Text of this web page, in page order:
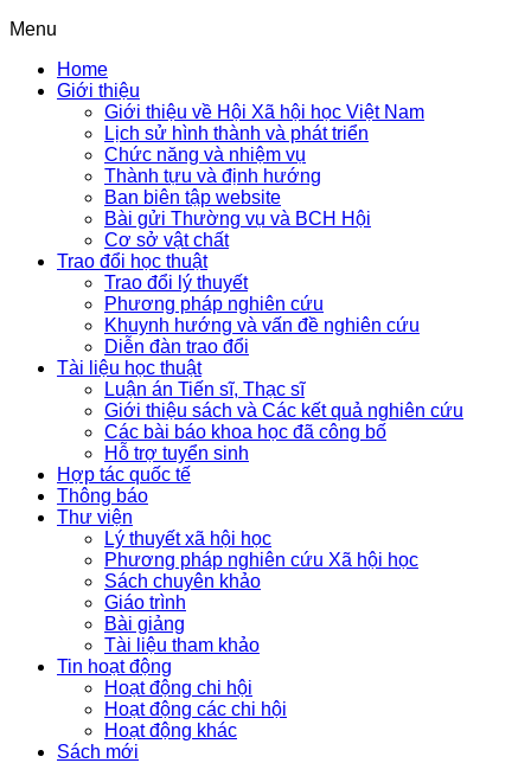
Menu
Home
Giới thiệu
Giới thiệu về Hội Xã hội học Việt Nam
Lịch sử hình thành và phát triển
Chức năng và nhiệm vụ
Thành tựu và định hướng
Ban biên tập website
Bài gửi Thường vụ và BCH Hội
Cơ sở vật chất
Trao đổi học thuật
Trao đổi lý thuyết
Phương pháp nghiên cứu
Khuynh hướng và vấn đề nghiên cứu
Diễn đàn trao đổi
Tài liệu học thuật
Luận án Tiến sĩ, Thạc sĩ
Giới thiệu sách và Các kết quả nghiên cứu
Các bài báo khoa học đã công bố
Hỗ trợ tuyển sinh
Hợp tác quốc tế
Thông báo
Thư viện
Lý thuyết xã hội học
Phương pháp nghiên cứu Xã hội học
Sách chuyên khảo
Giáo trình
Bài giảng
Tài liệu tham khảo
Tin hoạt động
Hoạt động chi hội
Hoạt động các chi hội
Hoạt động khác
Sách mới